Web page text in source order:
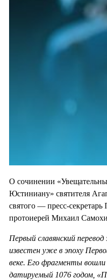
О сочинении
Юстиниану» святителя
святого — пресс-секретарь
протоиерей Михаил
Первый славянский
известен уже в эпоху
веке. Его фрагменты
датируемый 1076 годом,